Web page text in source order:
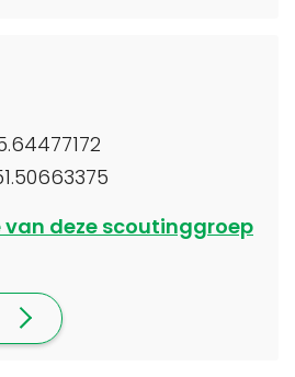
van deze scoutinggroep